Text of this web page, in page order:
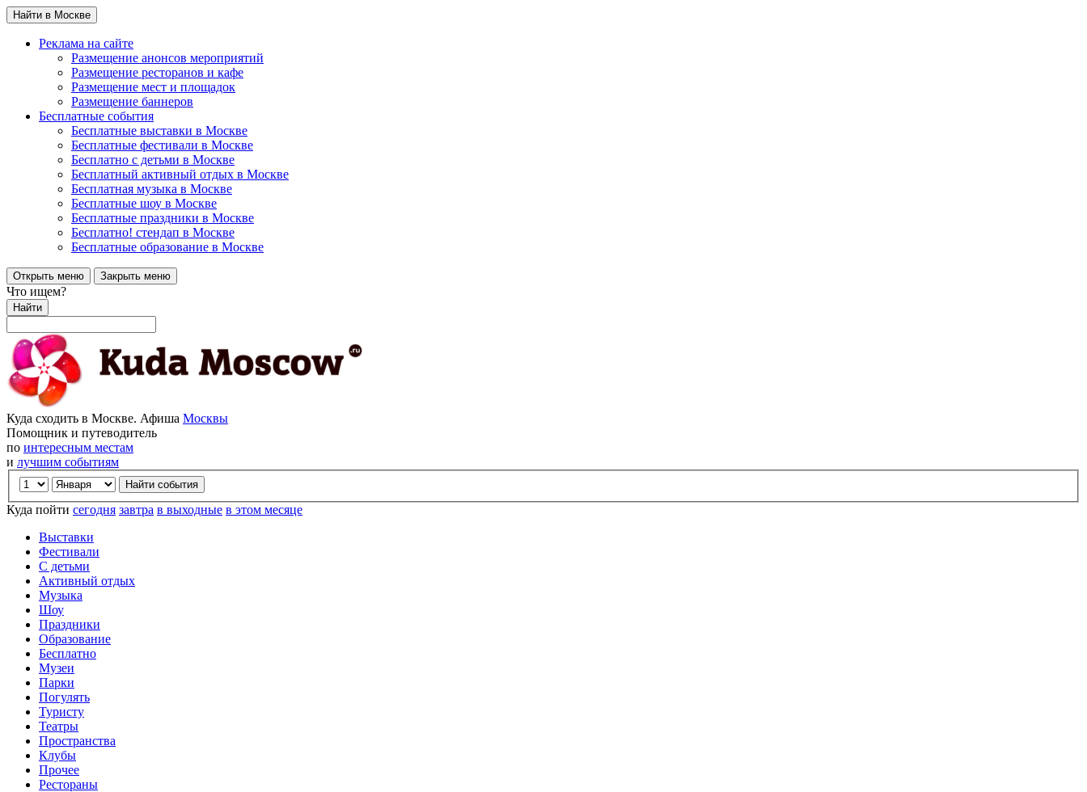
Найти в Москве
Реклама на сайте
Размещение анонсов мероприятий
Размещение ресторанов и кафе
Размещение мест и площадок
Размещение баннеров
Бесплатные события
Бесплатные выставки в Москве
Бесплатные фестивали в Москве
Бесплатно с детьми в Москве
Бесплатный активный отдых в Москве
Бесплатная музыка в Москве
Бесплатные шоу в Москве
Бесплатные праздники в Москве
Бесплатно! стендап в Москве
Бесплатные образование в Москве
Открыть меню Закрыть меню
Что ищем?
Найти
Куда сходить в Москве. Афиша Москвы
Помощник и путеводитель
по интересным местам
и лучшим событиям
Куда пойти сегодня завтра в выходные в этом месяце
Выставки
Фестивали
С детьми
Активный отдых
Музыка
Шоу
Праздники
Образование
Бесплатно
Музеи
Парки
Погулять
Туристу
Театры
Пространства
Клубы
Прочее
Рестораны